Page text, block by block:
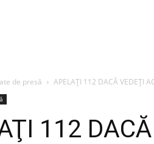
de presă APELAŢI 112 DACĂ VEDEŢI
112